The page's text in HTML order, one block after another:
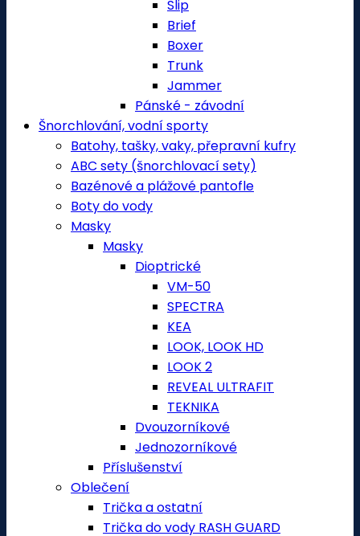
Slip
Brief
Boxer
Trunk
Jammer
Pánské - závodní
Šnorchlování, vodní sporty
Batohy, tašky, vaky, přepravní kufry
ABC sety (šnorchlovací sety)
Bazénové a plážové pantofle
Boty do vody
Masky
Masky
Dioptrické
VM-50
SPECTRA
KEA
LOOK, LOOK HD
LOOK 2
REVEAL ULTRAFIT
TEKNIKA
Dvouzorníkové
Jednozorníkové
Příslušenství
Oblečení
Trička a ostatní
Trička do vody RASH GUARD